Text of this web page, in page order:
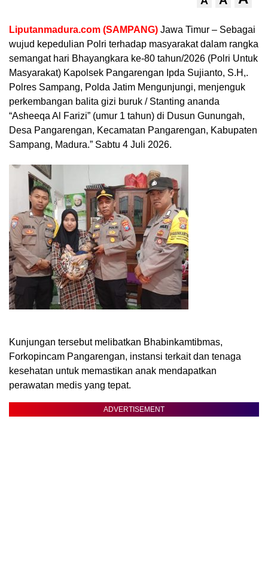
Liputanmadura.com (SAMPANG) Jawa Timur – Sebagai
wujud kepedulian Polri terhadap masyarakat dalam rangka
semangat hari Bhayangkara ke-80 tahun/2026 (Polri Untuk
Masyarakat) Kapolsek Pangarengan Ipda Sujianto, S.H,.
Polres Sampang, Polda Jatim Mengunjungi, menjenguk
perkembangan balita gizi buruk / Stanting ananda
“Asheeqa Al Farizi” (umur 1 tahun) di Dusun Gunungah,
Desa Pangarengan, Kecamatan Pangarengan, Kabupaten
Sampang, Madura.” Sabtu 4 Juli 2026.
Kunjungan tersebut melibatkan Bhabinkamtibmas,
Forkopincam Pangarengan, instansi terkait dan tenaga
kesehatan untuk memastikan anak mendapatkan
perawatan medis yang tepat.
ADVERTISEMENT